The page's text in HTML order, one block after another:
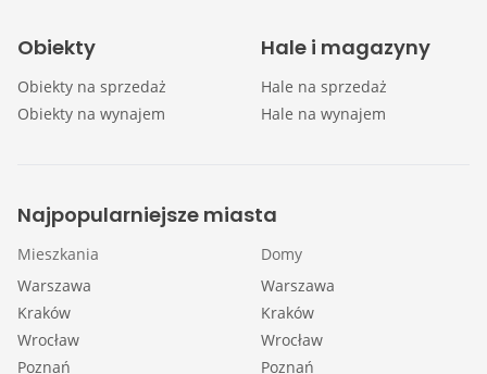
Obiekty
Obiekty na sprzedaż
Obiekty na wynajem
Hale i magazyny
Hale na sprzedaż
Hale na wynajem
Najpopularniejsze miasta
Mieszkania
Warszawa
Kraków
Wrocław
Poznań
Domy
Warszawa
Kraków
Wrocław
Poznań